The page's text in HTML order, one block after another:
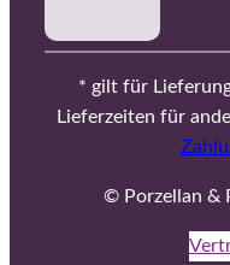
* gilt für
Lieferzeiten für
© Porzellan &